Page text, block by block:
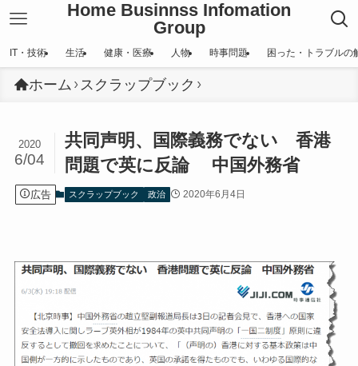
Home Businnss Infomation
Group
IT・技術 生活 健康・医療 人物 時事問題 困った・トラブルの
ホーム スクラップブック
共同声明、国際義務でない 香港
問題で英に反論 中国外務省
2020
6/04
広告 スクラップブック 政治 2020年6月4日